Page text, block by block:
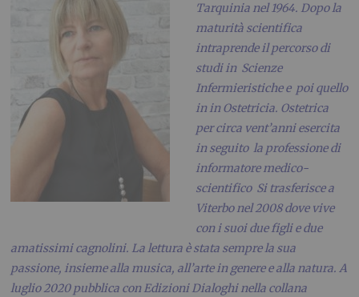
Tarquinia nel 1964. Dopo la
maturità scientifica
intraprende il percorso di
studi in Scienze
Infermieristiche e poi quello
in in Ostetricia. Ostetrica
per circa vent’anni esercita
in seguito la professione di
informatore medico-
scientifico Si trasferisce a
Viterbo nel 2008 dove vive
con i suoi due figli e due
amatissimi cagnolini. La lettura è stata sempre la sua
passione, insieme alla musica, all’arte in genere e alla natura. A
luglio 2020 pubblica con Edizioni Dialoghi nella collana